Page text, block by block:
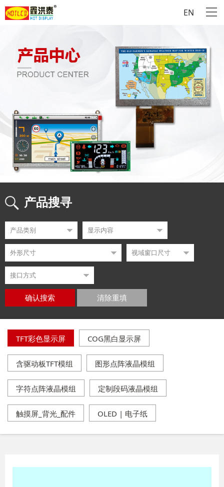
EN
产品搜寻
确认搜索 清除重填
TFT彩色显示屏 COG黑白显示屏
含驱动板TFT模组 图形点阵液晶模组
字符点阵液晶模组 定制段码液晶模组
触摸屏_背光_配件 OLED | 电子纸